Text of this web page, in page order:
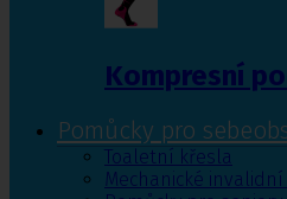
Kompresní
Pomůcky pro
Toaletní křesla
Mechanické